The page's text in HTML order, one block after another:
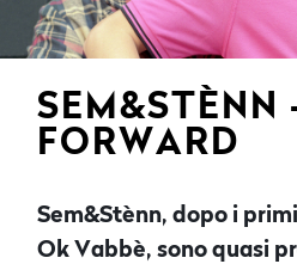
SEM&STÈNN
FORWARD
Sem&Stènn, dopo i
Ok Vabbè, sono quasi